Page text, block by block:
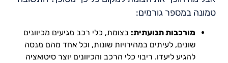
טמונה במספר גורמים:
מורכבות תנועתית: בצומת, כלי רכב מגיעים מכיוונים
שונים, לעיתים במהירויות שונות, וכל אחד מהם מנסה
להגיע ליעדו. ריבוי כלי הרכב והכיוונים יוצר סיטואציה